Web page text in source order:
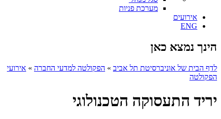
מערכת פניות
אירועים
ENG
הינך נמצא כאן
לדף הבית של אוניברסיטת תל אביב » הפקולטה למדעי החברה » אירועי
הפקולטה
יריד התעסוקה הטכנולוגי